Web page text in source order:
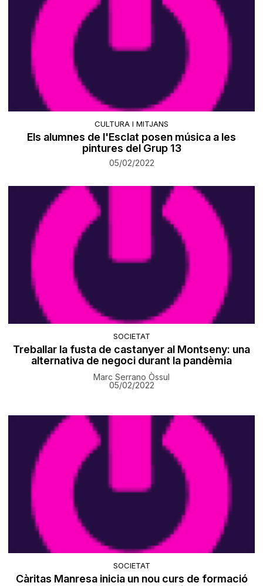
CULTURA I MITJANS
Els alumnes de l'Esclat posen música a les
pintures del Grup 13
05/02/2022
SOCIETAT
Treballar la fusta de castanyer al Montseny: una
alternativa de negoci durant la pandèmia
Marc Serrano Òssul
05/02/2022
SOCIETAT
Càritas Manresa inicia un nou curs de formació